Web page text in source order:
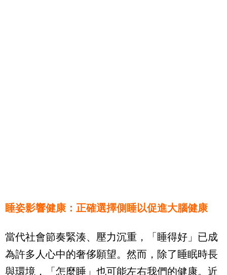
睡姿影響健康：正確選擇側睡以促進大腦健康
當代社會節奏緊湊、壓力沉重，「睡得好」已成
為許多人心中的奢侈願望。然而，除了睡眠時長
與環境，「怎麼睡」也可能左右我們的健康。近